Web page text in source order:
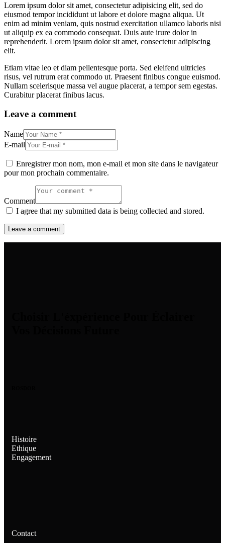
Lorem ipsum dolor sit amet, consectetur adipisicing elit, sed do
eiusmod tempor incididunt ut labore et dolore magna aliqua. Ut
enim ad minim veniam, quis nostrud exercitation ullamco laboris nisi
ut aliquip ex ea commodo consequat. Duis aute irure dolor in
reprehenderit. Lorem ipsum dolor sit amet, consectetur adipiscing
elit.
Etiam vitae leo et diam pellentesque porta. Sed eleifend ultricies
risus, vel rutrum erat commodo ut. Praesent finibus congue euismod.
Nullam scelerisque massa vel augue placerat, a tempor sem egestas.
Curabitur placerat finibus lacus.
Leave a comment
Name
E-mail
Enregistrer mon nom, mon e-mail et mon site dans le navigateur
pour mon prochain commentaire.
Comment
I agree that my submitted data is being collected and stored.
Histoire
Ethique
Engagement
Contact